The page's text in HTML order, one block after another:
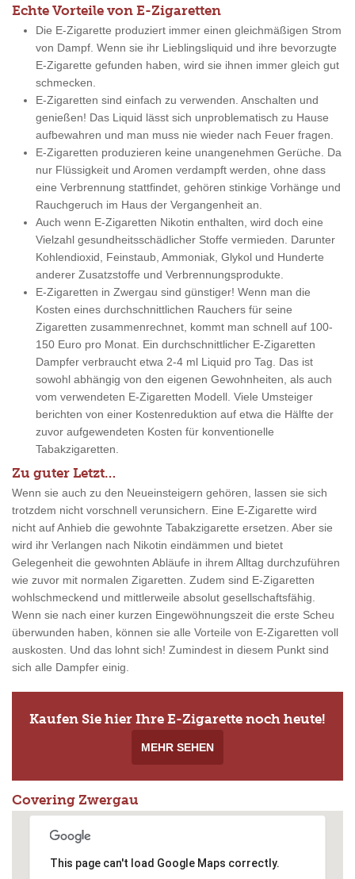
Echte Vorteile von E-Zigaretten
Die E-Zigarette produziert immer einen gleichmäßigen Strom
von Dampf. Wenn sie ihr Lieblingsliquid und ihre bevorzugte
E-Zigarette gefunden haben, wird sie ihnen immer gleich gut
schmecken.
E-Zigaretten sind einfach zu verwenden. Anschalten und
genießen! Das Liquid lässt sich unproblematisch zu Hause
aufbewahren und man muss nie wieder nach Feuer fragen.
E-Zigaretten produzieren keine unangenehmen Gerüche. Da
nur Flüssigkeit und Aromen verdampft werden, ohne dass
eine Verbrennung stattfindet, gehören stinkige Vorhänge und
Rauchgeruch im Haus der Vergangenheit an.
Auch wenn E-Zigaretten Nikotin enthalten, wird doch eine
Vielzahl gesundheitsschädlicher Stoffe vermieden. Darunter
Kohlendioxid, Feinstaub, Ammoniak, Glykol und Hunderte
anderer Zusatzstoffe und Verbrennungsprodukte.
E-Zigaretten in Zwergau sind günstiger! Wenn man die
Kosten eines durchschnittlichen Rauchers für seine
Zigaretten zusammenrechnet, kommt man schnell auf 100-
150 Euro pro Monat. Ein durchschnittlicher E-Zigaretten
Dampfer verbraucht etwa 2-4 ml Liquid pro Tag. Das ist
sowohl abhängig von den eigenen Gewohnheiten, als auch
vom verwendeten E-Zigaretten Modell. Viele Umsteiger
berichten von einer Kostenreduktion auf etwa die Hälfte der
zuvor aufgewendeten Kosten für konventionelle
Tabakzigaretten.
Zu guter Letzt…
Wenn sie auch zu den Neueinsteigern gehören, lassen sie sich
trotzdem nicht vorschnell verunsichern. Eine E-Zigarette wird
nicht auf Anhieb die gewohnte Tabakzigarette ersetzen. Aber sie
wird ihr Verlangen nach Nikotin eindämmen und bietet
Gelegenheit die gewohnten Abläufe in ihrem Alltag durchzuführen
wie zuvor mit normalen Zigaretten. Zudem sind E-Zigaretten
wohlschmeckend und mittlerweile absolut gesellschaftsfähig.
Wenn sie nach einer kurzen Eingewöhnungszeit die erste Scheu
überwunden haben, können sie alle Vorteile von E-Zigaretten voll
auskosten. Und das lohnt sich! Zumindest in diesem Punkt sind
sich alle Dampfer einig.
Kaufen Sie hier Ihre E-Zigarette noch heute!
MEHR SEHEN
Covering Zwergau
This page can't load Google Maps correctly.